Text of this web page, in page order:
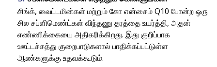
சிங்க், வைட்டமின்கள் மற்றும் கோ என்சைம் Q10 போன்ற ஒரு
சில சப்ளிமெண்ட்கள் விந்தணு தரத்தை உயர்த்தி, அதன்
எண்ணிக்கையை அதிகரிக்கிறது. இது குறிப்பாக
ஊட்டச்சத்து குறைபாடுகளால் பாதிக்கப்பட்டுள்ள
ஆண்களுக்கு உதவக்கூடும்.